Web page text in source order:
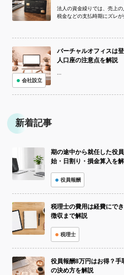
法人の資金繰りでは、売上
税金などの支払時期にズレ
バーチャルオフィスは
人口座の注意点を解説
...
会社設立
新着記事
期の途中から就任した役
始・日割り・損金算入を
役員報酬
税理士の費用は経費にで
徴収まで解説
税理士
役員報酬8万円はお得？
の決め方を解説